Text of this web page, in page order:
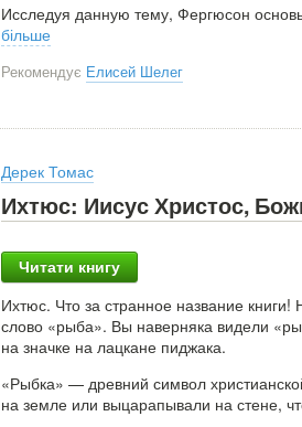
Исследуя данную тему, Фергюсон
більше
Рекомендує Елисей Шелег
Дерек Томас
Ихтюс: Иисус Христос,
Читати книгу
Ихтюс. Что за странное название
слово «рыба». Вы наверняка видели
на значке на лацкане пиджака.
«Рыбка» — древний символ
на земле или выцарапывали на стене,